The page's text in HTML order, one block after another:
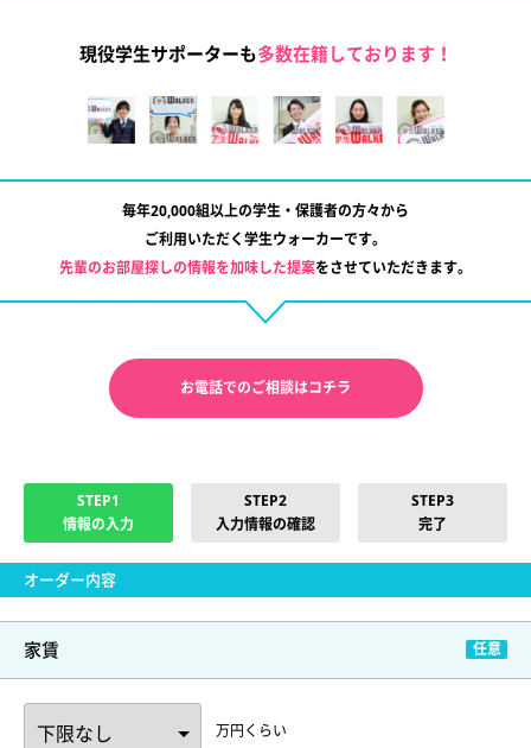
現役学生サポーターも多数在籍しております！
毎年20,000組以上の学生・保護者の方々から
ご利用いただく学生ウォーカーです。
先輩のお部屋探しの情報を加味した提案をさせていただきます。
お電話でのご相談はコチラ
STEP1
情報の入力
STEP2
入力情報の確認
STEP3
完了
オーダー内容
家賃
万円くらい